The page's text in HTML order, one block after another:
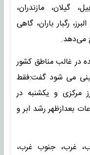
گیلان، مازندران،
رگبار باران، گاهی
می‌دهد.
در غالب مناطق کشور
می شود گفت:فقط
مرکزی و یکشنبه در
بعدازظهر رشد ابر و
غرب، جنوب غرب،